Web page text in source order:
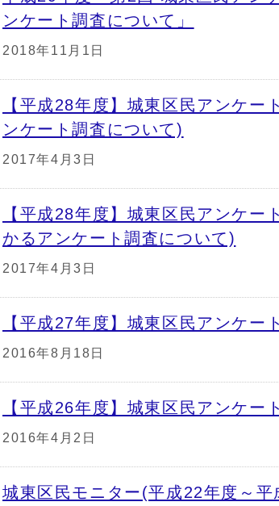
ンケート調査について」
2018年11月1日
【平成28年度】城東区民アンケー
ンケート調査について)
2017年4月3日
【平成28年度】城東区民アンケー
かるアンケート調査について)
2017年4月3日
【平成27年度】城東区民アンケー
2016年8月18日
【平成26年度】城東区民アンケー
2016年4月2日
城東区民モニター(平成22年度～平